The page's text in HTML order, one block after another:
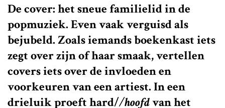
De cover: het sneue familielid in de
popmuziek. Even vaak verguisd als
bejubeld. Zoals iemands boekenkast iets
zegt over zijn of haar smaak, vertellen
covers iets over de invloeden en
voorkeuren van een artiest. In een
drieluik proefthard//hoofdvan het